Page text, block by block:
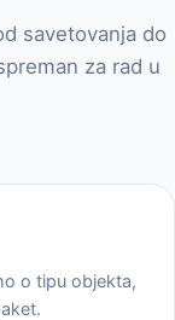
savetovanja do
za rad u
o tipu objekta,